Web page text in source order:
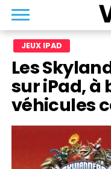
JEUX IPAD
Les
sur iPad, à
véhicules